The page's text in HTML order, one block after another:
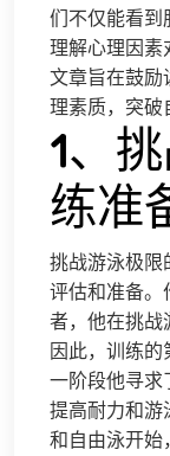
们不仅能看到
理解心理因素
文章旨在鼓励
理素质，突破
1、
练准
挑战游泳极限
评估和准备。
者，他在挑战
因此，训练
一阶段他寻求
提高耐力和游
和自由泳开始